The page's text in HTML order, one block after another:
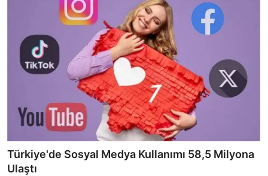
Türkiye'de Sosyal Medya Kullanımı 58,5 Milyona
Ulaştı